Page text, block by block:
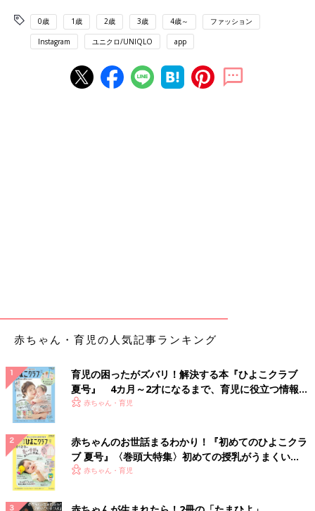
0歳 1歳 2歳 3歳 4歳～ ファッション
Instagram ユニクロ/UNIQLO app
赤ちゃん・育児の人気記事ランキング
育児の困ったがズバリ！解決する本『ひよこクラブ
夏号』 4カ月～2才になるまで、育児に役立つ情報が
いっぱい！
赤ちゃん・育児
赤ちゃんのお世話まるわかり！『初めてのひよこクラ
ブ 夏号』〈巻頭大特集〉初めての授乳がうまくい
く！ おっぱい・ミルクの基本と夏のトラブル 解決テ
赤ちゃん・育児